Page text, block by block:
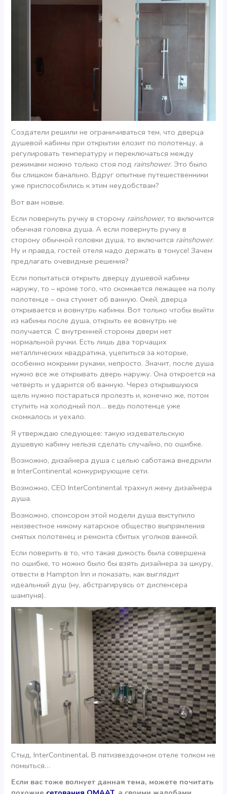
Создатели решили не ограничиваться тем, что дверца
душевой кабины при открытии елозит по полотенцу, а
регулировать температуру и переключаться между
режимами можно только стоя под rainshower. Это было
бы слишком банально. Вдруг опытные путешественники
уже приспособились к этим неудобствам?
Вот вам новые.
Если повернуть ручку в сторону rainshower, то включится
обычная головка душа. А если повернуть ручку в
сторону обычной головки душа, то включится rainshower.
Ну и правда, гостей отеля надо держать в тонусе! Зачем
предлагать очевидные решения?
Если попытаться открыть дверцу душевой кабины
наружу, то – кроме того, что скомкается лежащее на полу
полотенце – она стукнет об ванную. Окей, дверца
открывается и вовнутрь кабины. Вот только чтобы выйти
из кабины после душа, открыть ее вовнутрь не
получается. С внутренней стороны двери нет
нормальной ручки. Есть лишь два торчащих
металлических квадратика, уцепиться за которые,
особенно мокрыми руками, непросто. Значит, после душа
нужно все же открывать дверь наружу. Она откроется на
четверть и ударится об ванную. Через открывшуюся
щель нужно постараться пролезть и, конечно же, потом
ступить на холодный пол… ведь полотенце уже
скомкалось и уехало.
Я утверждаю следующее: такую издевательскую
душевую кабину нельзя сделать случайно, по ошибке.
Возможно, дизайнера душа с целью саботажа внедрили
в InterContinental конкурирующие сети.
Возможно, CEO InterContinental трахнул жену дизайнера
душа.
Возможно, спонсором этой модели душа выступило
неизвестное никому катарское общество выпрямления
смятых полотенец и ремонта сбитых уголков ванной.
Если поверить в то, что такая дикость была совершена
по ошибке, то можно было бы взять дизайнера за шкуру,
отвести в Hampton Inn и показать, как выглядит
идеальный душ (ну, абстрагируясь от диспенсера
шампуня).
Стыд, InterContinental. В пятизвездочном отеле толком не
помыться…
Если вас тоже волнует данная тема, можете почитать